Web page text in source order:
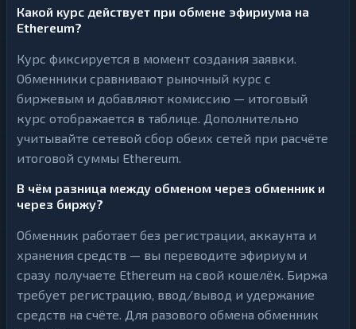
Какой курс действует при обмене эфириума на
Ethereum?
Курс фиксируется в момент создания заявки.
Обменники сравнивают рыночный курс с
биржевым и добавляют комиссию — итоговый
курс отображается в таблице. Дополнительно
учитывайте сетевой сбор обеих сетей при расчёте
итоговой суммы Ethereum.
В чём разница между обменом через обменник и
через биржу?
Обменник работает без регистрации, аккаунта и
хранения средств — вы переводите эфириум и
сразу получаете Ethereum на свой кошелёк. Биржа
требует регистрацию, ввод/вывод и удержание
средств на счёте. Для разового обмена обменник